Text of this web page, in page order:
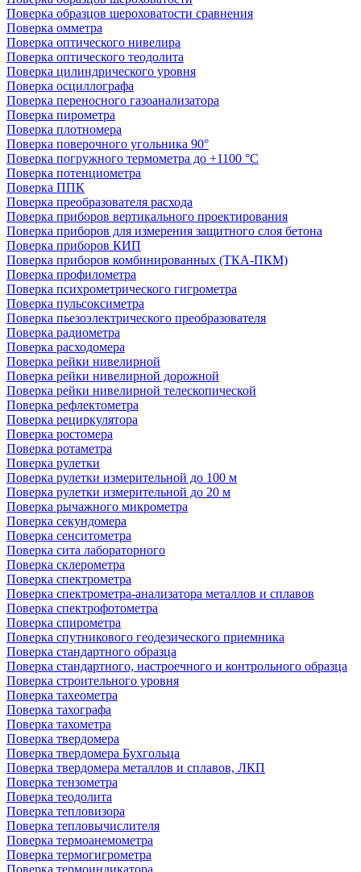
Поверка образцов шероховатости сравнения
Поверка омметра
Поверка оптического нивелира
Поверка оптического теодолита
Поверка цилиндрического уровня
Поверка осциллографа
Поверка переносного газоанализатора
Поверка пирометра
Поверка плотномера
Поверка поверочного угольника 90°
Поверка погружного термометра до +1100 °С
Поверка потенциометра
Поверка ППК
Поверка преобразователя расхода
Поверка приборов вертикального проектирования
Поверка приборов для измерения защитного слоя бетона
Поверка приборов КИП
Поверка приборов комбинированных (ТКА-ПКМ)
Поверка профилометра
Поверка психрометрического гигрометра
Поверка пульсоксиметра
Поверка пьезоэлектрического преобразователя
Поверка радиометра
Поверка расходомера
Поверка рейки нивелирной
Поверка рейки нивелирной дорожной
Поверка рейки нивелирной телескопической
Поверка рефлектометра
Поверка рециркулятора
Поверка ростомера
Поверка ротаметра
Поверка рулетки
Поверка рулетки измерительной до 100 м
Поверка рулетки измерительной до 20 м
Поверка рычажного микрометра
Поверка секундомера
Поверка сенситометра
Поверка сита лабораторного
Поверка склерометра
Поверка спектрометра
Поверка спектрометра-анализатора металлов и сплавов
Поверка спектрофотометра
Поверка спирометра
Поверка спутникового геодезического приемника
Поверка стандартного образца
Поверка стандартного, настроечного и контрольного образца
Поверка строительного уровня
Поверка тахеометра
Поверка тахографа
Поверка тахометра
Поверка твердомера
Поверка твердомера Бухгольца
Поверка твердомера металлов и сплавов, ЛКП
Поверка тензометра
Поверка теодолита
Поверка тепловизора
Поверка тепловычислителя
Поверка термоанемометра
Поверка термогигрометра
Поверка термоиндикатора